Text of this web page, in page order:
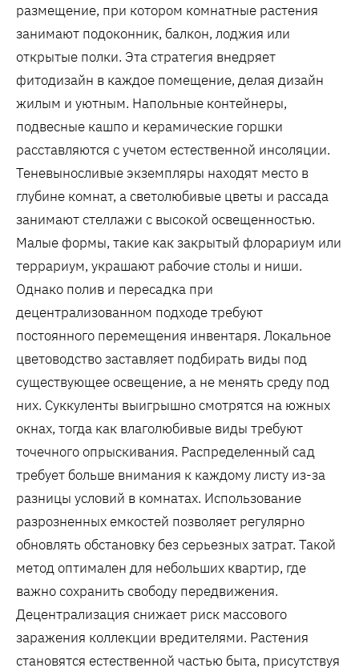
размещение, при котором комнатные растения
занимают подоконник, балкон, лоджия или
открытые полки. Эта стратегия внедряет
фитодизайн в каждое помещение, делая дизайн
жилым и уютным. Напольные контейнеры,
подвесные кашпо и керамические горшки
расставляются с учетом естественной инсоляции.
Теневыносливые экземпляры находят место в
глубине комнат, а светолюбивые цветы и рассада
занимают стеллажи с высокой освещенностью.
Малые формы, такие как закрытый флорариум или
террариум, украшают рабочие столы и ниши.
Однако полив и пересадка при
децентрализованном подходе требуют
постоянного перемещения инвентаря. Локальное
цветоводство заставляет подбирать виды под
существующее освещение, а не менять среду под
них. Суккуленты выигрышно смотрятся на южных
окнах, тогда как влаголюбивые виды требуют
точечного опрыскивания. Распределенный сад
требует больше внимания к каждому листу из-за
разницы условий в комнатах. Использование
разрозненных емкостей позволяет регулярно
обновлять обстановку без серьезных затрат. Такой
метод оптимален для небольших квартир, где
важно сохранить свободу передвижения.
Децентрализация снижает риск массового
заражения коллекции вредителями. Растения
становятся естественной частью быта, присутствуя